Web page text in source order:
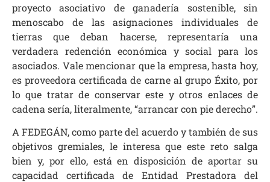
proyecto asociativo de ganadería sostenible, sin
menoscabo de las asignaciones individuales de
tierras que deban hacerse, representaría una
verdadera redención económica y social para los
asociados. Vale mencionar que la empresa, hasta hoy,
es proveedora certificada de carne al grupo Éxito, por
lo que tratar de conservar este y otros enlaces de
cadena sería, literalmente, “arrancar con pie derecho”.
A FEDEGÁN, como parte del acuerdo y también de sus
objetivos gremiales, le interesa que este reto salga
bien y, por ello, está en disposición de aportar su
capacidad certificada de Entidad Prestadora del